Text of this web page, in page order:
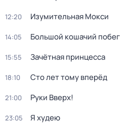
12:20 Изумительная Мокси
14:05 Большой кошачий побег
15:55 Зачётная принцесса
18:10 Сто лет тому вперёд
21:00 Руки Bвеpх!
23:05 Я худею